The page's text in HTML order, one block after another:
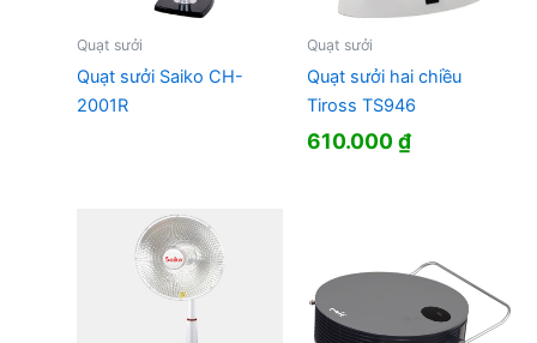
Quạt sưởi
Quạt sưởi Saiko CH-
2001R
Quạt sưởi
Quạt sưởi hai chiều
Tiross TS946
610.000₫